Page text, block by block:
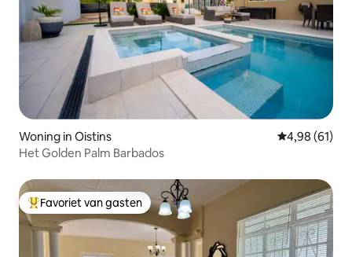
Woning in Oistins Gemiddelde
4,98 (61)
Het Golden Palm Barbados
Topfavoriet van gasten
Favoriet van gasten